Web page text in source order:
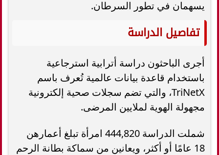
يسهمان في تطور السرطان.
تفاصيل الدراسة
أجرى الباحثون دراسة أترابية استرجاعية
باستخدام قاعدة بيانات عالمية تُعرف باسم
TriNetX، والتي تضم سجلات صحية إلكترونية
مجهولة الهوية لملايين المرضى.
شملت الدراسة 444,820 امرأة تبلغ أعمارهن
18 عامًا أو أكثر، ويعانين من سماكة بطانة الرحم